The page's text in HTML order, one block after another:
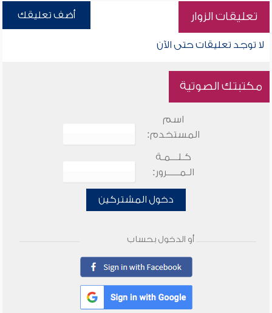
تعليقات الزوار أضف تعليقك
لا توجد تعليقات حتى الآن
مكتبتك الصوتية
اسم
المستخدم:
كـلـــمـة
الـمـــــرور:
دخول المشتركين
أو الدخول بحساب